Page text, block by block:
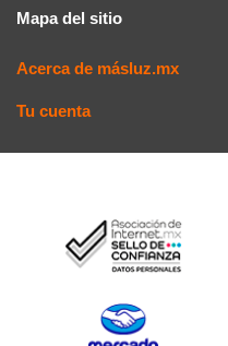
Mapa del sitio
Acerca de másluz.mx
Tu cuenta